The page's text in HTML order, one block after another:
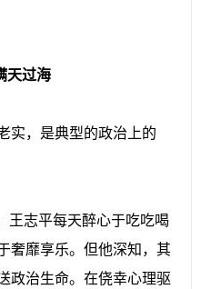
过海
，是典型的政治上的
志平每天醉心于吃吃喝
奢靡享乐。但他深知，其
政治生命。在侥幸心理驱